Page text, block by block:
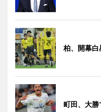
柏、開幕
町田、大